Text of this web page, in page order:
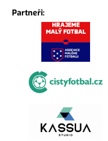
Partneři: